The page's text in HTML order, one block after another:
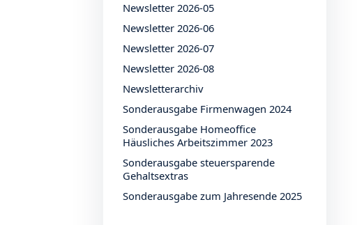
Newsletter 2026-05
Newsletter 2026-06
Newsletter 2026-07
Newsletter 2026-08
Newsletterarchiv
Sonderausgabe Firmenwagen 2024
Sonderausgabe Homeoffice
Häusliches Arbeitszimmer 2023
Sonderausgabe steuersparende
Gehaltsextras
Sonderausgabe zum Jahresende 2025